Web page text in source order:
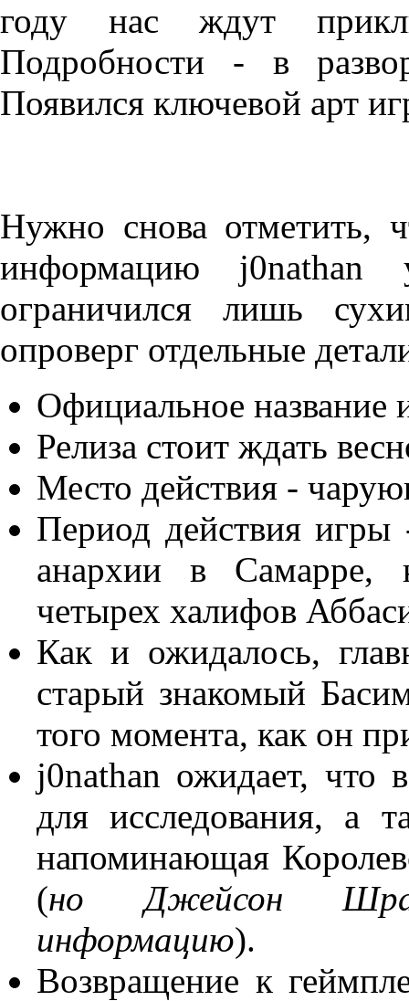
году нас ждут
Подробности - в
Появился ключевой арт
Нужно снова отметить,
информацию
ограничился лишь
опроверг отдельные
Официальное название
Релиза стоит ждать
Место действия -
Период действия
анархии в Самарре,
четырех халифов
Как и ожидалось,
старый знакомый
того момента, как он
j0nathan ожидает, что
для исследования, а
напоминающая
(но Джейсон
информацию).
Возвращение к